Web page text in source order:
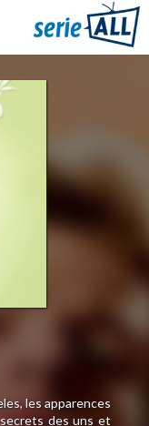
les apparences
des uns et